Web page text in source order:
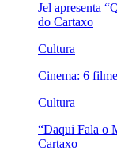
Jel apresenta
do Cartaxo
Cultura
Cinema: 6
Cultura
“Daqui Fala o
Cartaxo